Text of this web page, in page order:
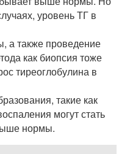
уровень ТГ в
а также проведение
как биопсия тоже
тиреоглобулина в
такие как
могут стать
нормы.